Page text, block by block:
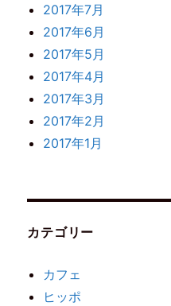
2017年7月
2017年6月
2017年5月
2017年4月
2017年3月
2017年2月
2017年1月
カテゴリー
カフェ
ヒッポ